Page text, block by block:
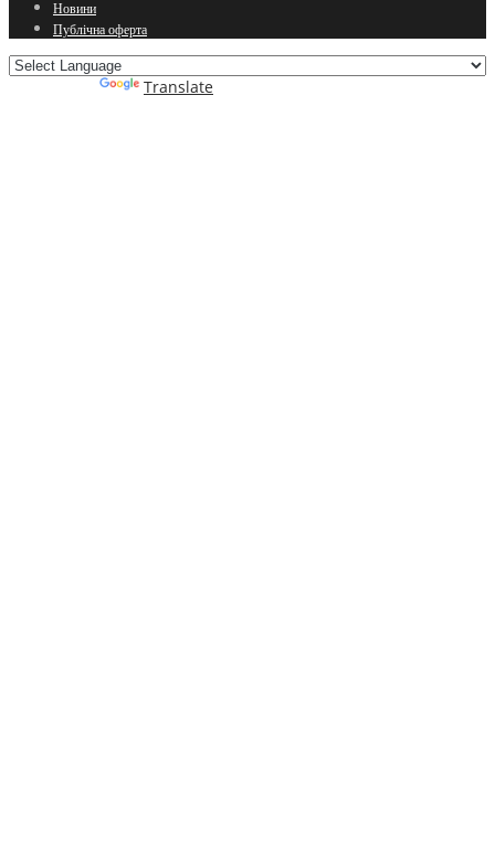
Новини
Публічна оферта
Translate